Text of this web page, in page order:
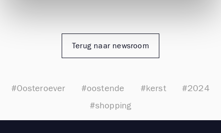
Terug naar newsroom
#Oosteroever #oostende #kerst
#2024
#shopping